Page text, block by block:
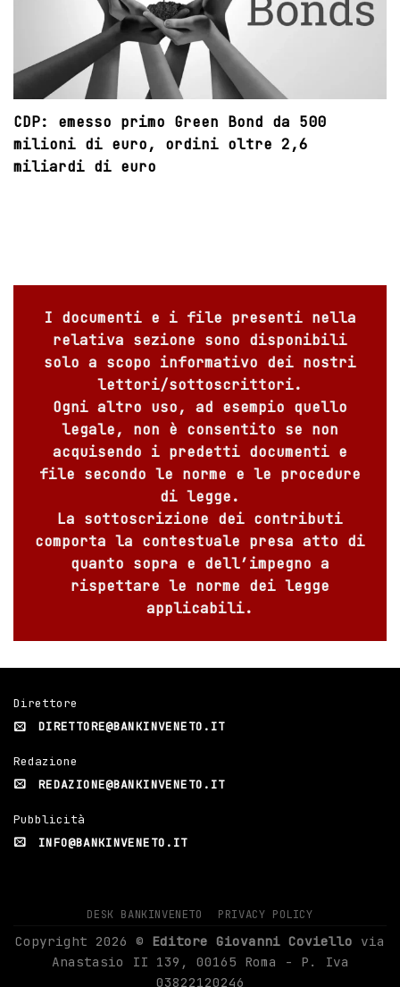
CDP: emesso primo Green Bond da 500
milioni di euro, ordini oltre 2,6
miliardi di euro
I documenti e i file presenti nella
relativa sezione sono disponibili
solo a scopo informativo dei nostri
lettori/sottoscrittori.
Ogni altro uso, ad esempio quello
legale, non è consentito se non
acquisendo i predetti documenti e
file secondo le norme e le procedure
di legge.
La sottoscrizione dei contributi
comporta la contestuale presa atto di
quanto sopra e dell’impegno a
rispettare le norme dei legge
applicabili.
Direttore
DIRETTORE@BANKINVENETO.IT
Redazione
REDAZIONE@BANKINVENETO.IT
Pubblicità
INFO@BANKINVENETO.IT
DESK BANKINVENETO PRIVACY POLICY
Copyright 2026 © Editore Giovanni Coviello via
Anastasio II 139, 00165 Roma - P. Iva
03822120246